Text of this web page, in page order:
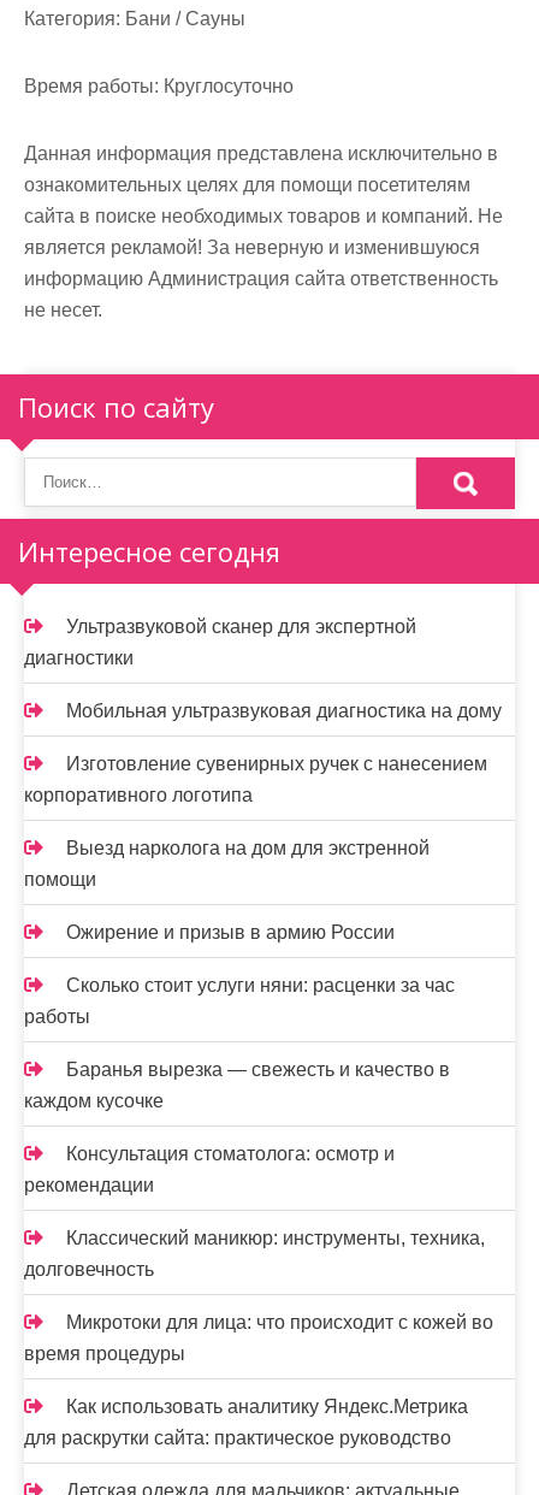
Категория: Бани / Сауны
Время работы: Круглосуточно
Данная информация представлена исключительно в
ознакомительных целях для помощи посетителям
сайта в поиске необходимых товаров и компаний. Не
является рекламой! За неверную и изменившуюся
информацию Администрация сайта ответственность
не несет.
Поиск по сайту
Интересное сегодня
Ультразвуковой сканер для экспертной
диагностики
Мобильная ультразвуковая диагностика на дому
Изготовление сувенирных ручек с нанесением
корпоративного логотипа
Выезд нарколога на дом для экстренной
помощи
Ожирение и призыв в армию России
Сколько стоит услуги няни: расценки за час
работы
Баранья вырезка — свежесть и качество в
каждом кусочке
Консультация стоматолога: осмотр и
рекомендации
Классический маникюр: инструменты, техника,
долговечность
Микротоки для лица: что происходит с кожей во
время процедуры
Как использовать аналитику Яндекс.Метрика
для раскрутки сайта: практическое руководство